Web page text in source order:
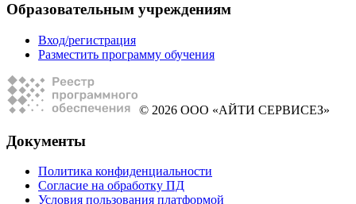
Образовательным учреждениям
Вход/регистрация
Разместить программу обучения
© 2026 ООО «АЙТИ СЕРВИСЕЗ»
Документы
Политика конфиденциальности
Согласие на обработку ПД
Условия пользования платформой